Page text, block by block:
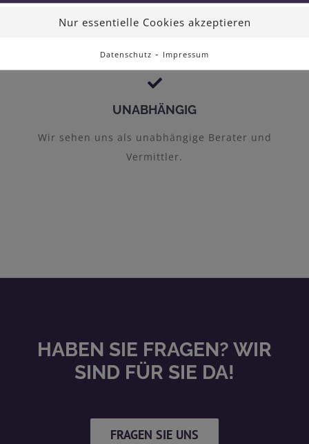
Wir legen wert auf einen schnellen und
qualitativen Service.
UNABHÄNGIG
Wir sehen uns als unabhängige Berater und
Vermittler.
HABEN SIE FRAGEN? WIR
SIND FÜR SIE DA!
FRAGEN SIE UNS
Nur essentielle Cookies akzeptieren
Datenschutz - Impressum